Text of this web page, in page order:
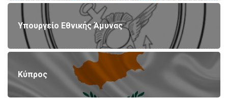
Υπουργείο Εθνικής Άμυνας
Κύπρος